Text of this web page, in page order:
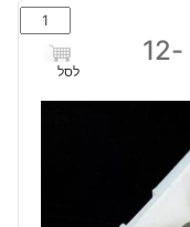
במשקל: 3.70 קרט מידה: 12-
כמות
של
לסל